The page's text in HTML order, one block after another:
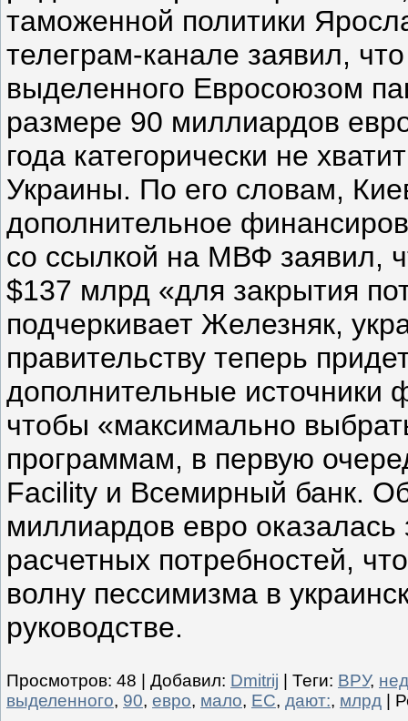
таможенной политики
телеграм-канале заявил,
выделенного Евросоюзом
размере 90 миллиардов
года категорически не
Украины. По его словам,
дополнительное
со ссылкой на МВФ заявил,
$137 млрд «для закрытия
подчеркивает Железняк,
правительству теперь
дополнительные источники
чтобы «максимально
программам, в первую
Facility и Всемирный банк.
миллиардов евро оказалась
расчетных потребностей,
волну пессимизма в
руководстве.
Просмотров: 48 Добавил: Dmitrij Теги: ВРУ,
выделенного, 90, евро, мало, ЕС, дают:, млрд